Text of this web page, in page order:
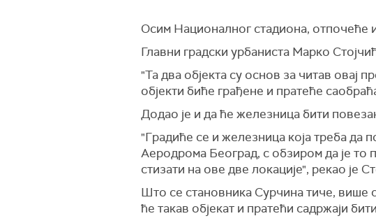
Осим Националног стадиона, отпочеће
Главни градски урбаниста Марко
"Та два објекта су основ за читав овај
објекти биће грађене и пратеће
Додао је и да ће железница бити
"Градиће се и железница која треба
Аеродрома Београд, с обзиром да је то
стизати на ове две локације", рекао је
Што се становника Сурчина тиче, више
ће такав објекат и пратећи садржаји